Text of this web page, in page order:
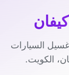
السيارات
الكويت.